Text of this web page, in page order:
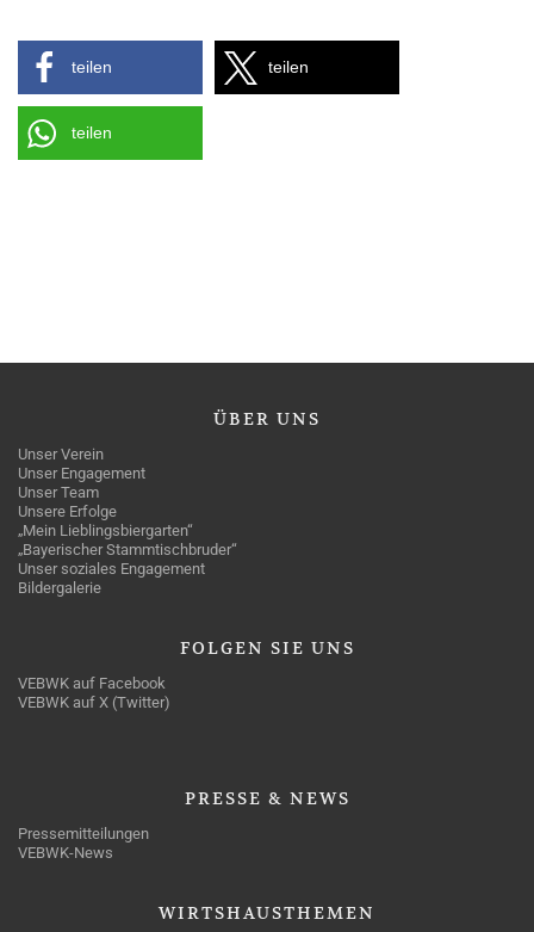
teilen teilen
teilen
ÜBER UNS
Unser Verein
Unser Engagement
Unser Team
Unsere Erfolge
„Mein Lieblingsbiergarten“
„Bayerischer Stammtischbruder“
Unser soziales Engagement
Bildergalerie
FOLGEN SIE UNS
VEBWK auf Facebook
VEBWK auf X (Twitter)
PRESSE & NEWS
Pressemitteilungen
VEBWK-News
WIRTSHAUSTHEMEN